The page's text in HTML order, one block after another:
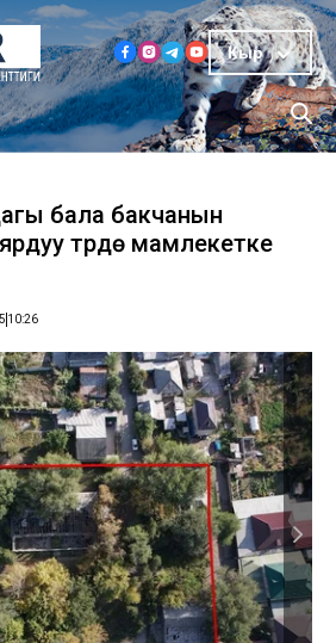
Кыр
бала бакчанын
түрдө мамлекетке
10:26